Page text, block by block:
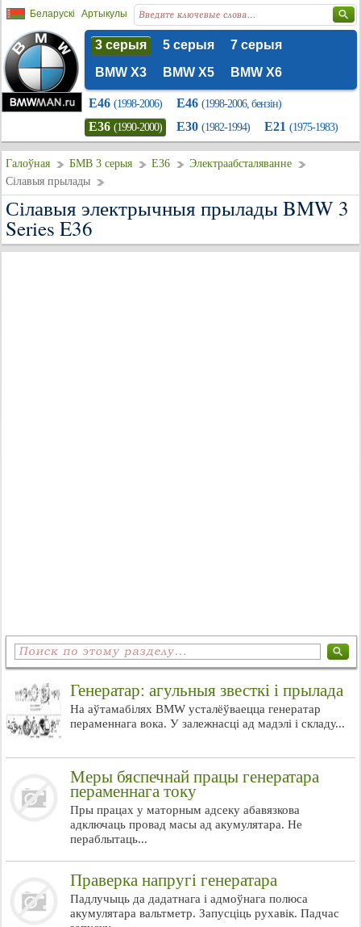
Беларускі Артыкулы
3 серыя 5 серыя
7 серыя
BMW X3
BMW X5 BMW X6
E46 (1998-2006) E46 (1998-2006, бензін)
E36 (1990-2000) E30 (1982-1994) E21 (1975-1983)
Галоўная БМВ 3 серыя E36
Электраабсталяванне
Сілавыя прылады
Сілавыя электрычныя прылады BMW 3
Series E36
Генератар: агульныя звесткі і прылада
На аўтамабілях BMW усталёўваецца генератар
пераменнага вока. У залежнасці ад мадэлі і складу...
Меры бяспечнай працы генератара
пераменнага току
Пры працах у маторным адсеку абавязкова
адключаць провад масы ад акумулятара. Не
пераблытаць...
Праверка напругі генератара
Падлучыць да дадатнага і адмоўнага полюса
акумулятара вальтметр. Запусціць рухавік. Падчас